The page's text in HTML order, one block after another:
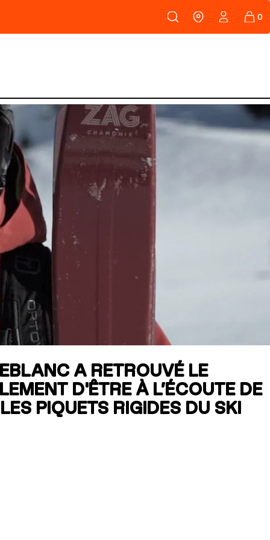
PEAUX
A RETROUVÉ LE
D'ÊTRE À L’ÉCOUTE DE
PIQUETS RIGIDES DU SKI